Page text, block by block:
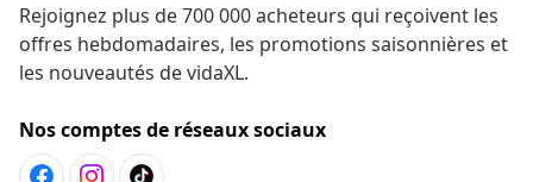
Rejoignez plus de 700 000 acheteurs qui reçoivent les
offres hebdomadaires, les promotions saisonnières et
les nouveautés de vidaXL.
Nos comptes de réseaux sociaux